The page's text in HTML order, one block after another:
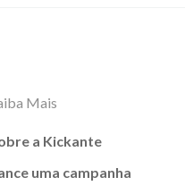
Mais
a Kickante
uma campanha